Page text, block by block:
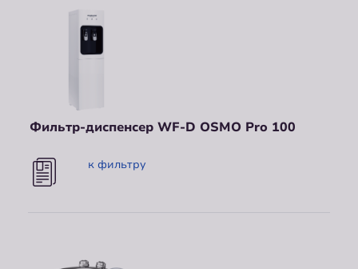
Фильтр-диспенсер WF-D OSMO Pro 100
к фильтру